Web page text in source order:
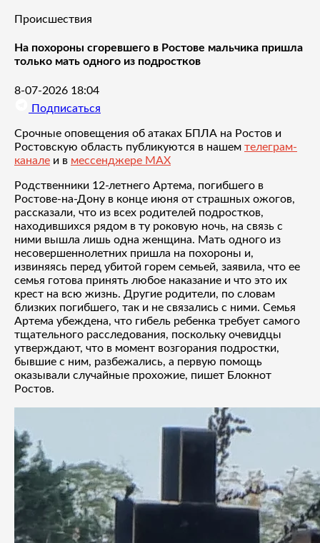
Происшествия
На похороны сгоревшего в Ростове мальчика пришла
только мать одного из подростков
8-07-2026 18:04
Подписаться
Срочные оповещения об атаках БПЛА на Ростов и
Ростовскую область публикуются в нашем телеграм-
канале и в мессенджере MAX
Родственники 12-летнего Артема, погибшего в
Ростове-на-Дону в конце июня от страшных ожогов,
рассказали, что из всех родителей подростков,
находившихся рядом в ту роковую ночь, на связь с
ними вышла лишь одна женщина. Мать одного из
несовершеннолетних пришла на похороны и,
извиняясь перед убитой горем семьей, заявила, что ее
семья готова принять любое наказание и что это их
крест на всю жизнь. Другие родители, по словам
близких погибшего, так и не связались с ними. Семья
Артема убеждена, что гибель ребенка требует самого
тщательного расследования, поскольку очевидцы
утверждают, что в момент возгорания подростки,
бывшие с ним, разбежались, а первую помощь
оказывали случайные прохожие, пишет Блокнот
Ростов.